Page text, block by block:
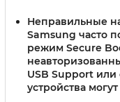
Неправильные
Samsung часто
режим Secure
USB Support или
устройства